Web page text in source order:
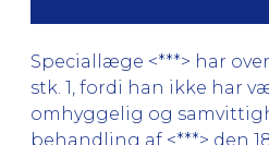
Speciallæge <***> har
stk. 1, fordi han ikke har
omhyggelig og
behandling af <***> den